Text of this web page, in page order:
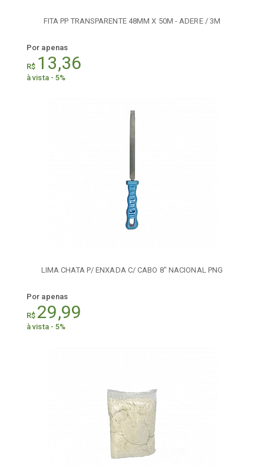
FITA PP TRANSPARENTE 48MM X 50M - ADERE / 3M
Por apenas
R$ 13,36
à vista - 5%
LIMA CHATA P/ ENXADA C/ CABO 8" NACIONAL PNG
Por apenas
R$ 29,99
à vista - 5%